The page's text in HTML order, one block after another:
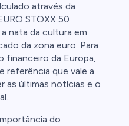
através da
STOXX 50
nata da cultura em
da zona euro. Para
financeiro da Europa,
referência que vale a
as últimas notícias e o
do